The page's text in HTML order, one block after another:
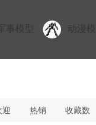
事模型 动漫
迎 热销 收藏数